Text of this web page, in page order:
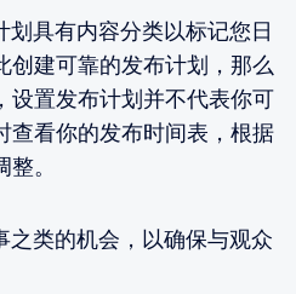
具有内容分类以标记您日
创建可靠的发布计划，那么
设置发布计划并不代表你可
查看你的发布时间表，根据
。
类的机会，以确保与观众